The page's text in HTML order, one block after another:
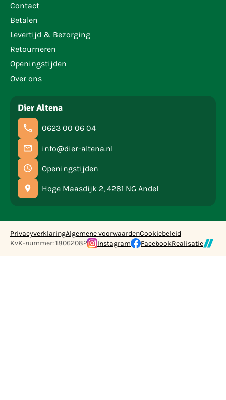
Contact
Betalen
Levertijd & Bezorging
Retourneren
Openingstijden
Over ons
Dier Altena
0623 00 06 04
info@dier-altena.nl
Openingstijden
Hoge Maasdijk 2, 4281 NG Andel
PrivacyverklaringAlgemene voorwaardenCookiebeleid
KvK-nummer: 18062082
Instagram FacebookRealisatie